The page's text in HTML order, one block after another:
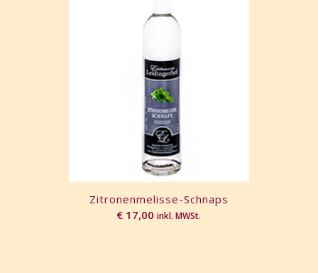
Zitronenmelisse-Schnaps
€ 17,00 inkl. MWSt.